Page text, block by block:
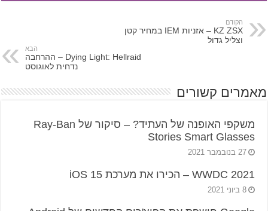
הקודם
KZ ZSX – אזניות IEM במחיר קטן
וצליל גדול
הבא
Dying Light: Hellraid – ההרחבה
נדחית לאוגוסט
מאמרים קשורים
משקפי האופנה של העתיד? – סיקור של Ray-Ban
Stories Smart Glasses
27 בנובמבר 2021
WWDC 2021 – הכירו את מערכת iOS 15
8 ביוני 2021